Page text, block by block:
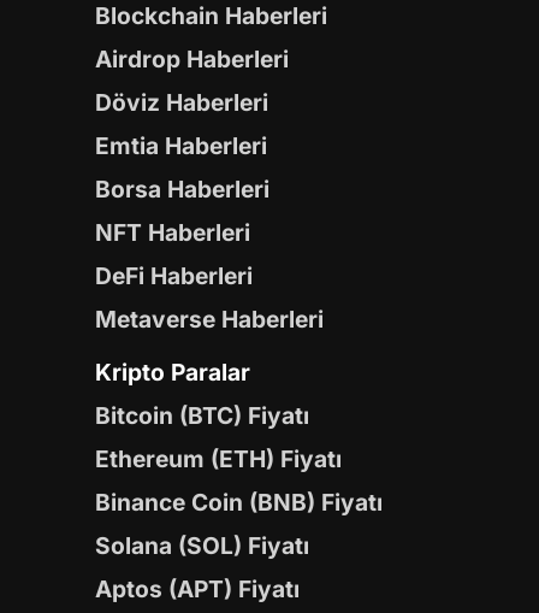
Blockchain Haberleri
Airdrop Haberleri
Döviz Haberleri
Emtia Haberleri
Borsa Haberleri
NFT Haberleri
DeFi Haberleri
Metaverse Haberleri
Kripto Paralar
Bitcoin (BTC) Fiyatı
Ethereum (ETH) Fiyatı
Binance Coin (BNB) Fiyatı
Solana (SOL) Fiyatı
Aptos (APT) Fiyatı